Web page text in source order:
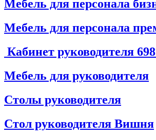
Мебель для персонала
Мебель для персонала
Кабинет руководителя
Мебель для руководителя
Столы руководителя
Стол руководителя Вишня